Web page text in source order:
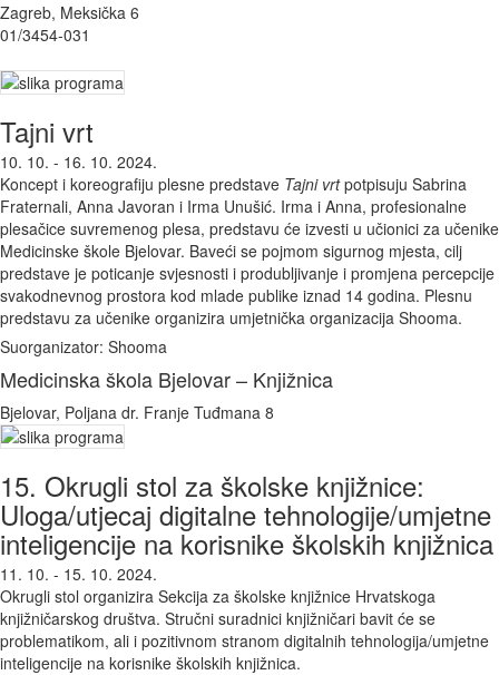
Zagreb, Meksička 6
01/3454-031
Tajni vrt
10. 10. - 16. 10. 2024.
Koncept i koreografiju plesne predstave Tajni vrtpotpisuju Sabrina
Fraternali, Anna Javoran i Irma Unušić. Irma i Anna, profesionalne
plesačice suvremenog plesa, predstavu će izvesti u učionici za učenike
Medicinske škole Bjelovar. Baveći se pojmom sigurnog mjesta, cilj
predstave je poticanje svjesnosti i produbljivanje i promjena percepcije
svakodnevnog prostora kod mlade publike iznad 14 godina. Plesnu
predstavu za učenike organizira umjetnička organizacija Shooma.
Suorganizator: Shooma
Medicinska škola Bjelovar – Knjižnica
Bjelovar, Poljana dr. Franje Tuđmana 8
15. Okrugli stol za školske knjižnice:
Uloga/utjecaj digitalne tehnologije/umjetne
inteligencije na korisnike školskih knjižnica
11. 10. - 15. 10. 2024.
Okrugli stol organizira Sekcija za školske knjižnice Hrvatskoga
knjižničarskog društva. Stručni suradnici knjižničari bavit će se
problematikom, ali i pozitivnom stranom digitalnih tehnologija/umjetne
inteligencije na korisnike školskih knjižnica.